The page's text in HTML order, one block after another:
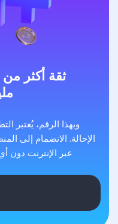
وبهذا الرقم، يُعتبر
الإحالة. الانضمام إلى
عبر الإنترنت دون